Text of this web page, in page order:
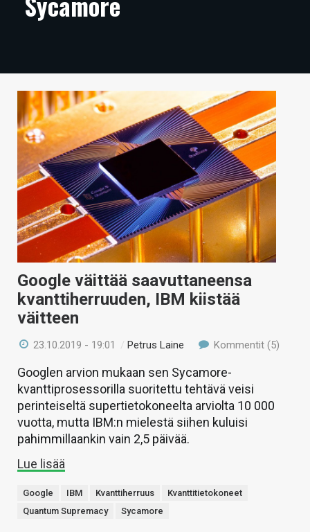
ARTIKKELIT
TECHBBS
TIETOA
HINTA.FI
KAUPPA
VAIHDA TEEMA
HAKU
Google väittää saavuttaneensa
kvanttiherruuden, IBM kiistää
väitteen
23.10.2019 - 19:01 /Petrus Laine Kommentit (5)
Googlen arvion mukaan sen Sycamore-
kvanttiprosessorilla suoritettu tehtävä veisi
perinteiseltä supertietokoneelta arviolta 10 000
vuotta, mutta IBM:n mielestä siihen kuluisi
pahimmillaankin vain 2,5 päivää.
Lue lisää
Google IBM Kvanttiherruus
Kvanttitietokoneet
Quantum Supremacy
Sycamore